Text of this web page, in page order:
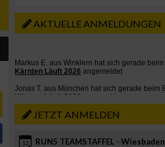
AKTUELLE ANMELDUNGEN
JETZT ANMELDEN
12 RUN5 TEAMSTAFFEL - Wiesbaden